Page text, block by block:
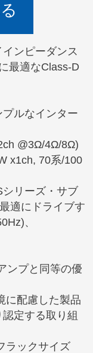
ンピーダンス
最適なClass-D
プルなインター
@3Ω/4Ω/8Ω)
x1ch, 70系/100
シリーズ・サブ
適にドライブす
、
ンプと同等の優
に配慮した製品
定する取り組
ラックサイズ